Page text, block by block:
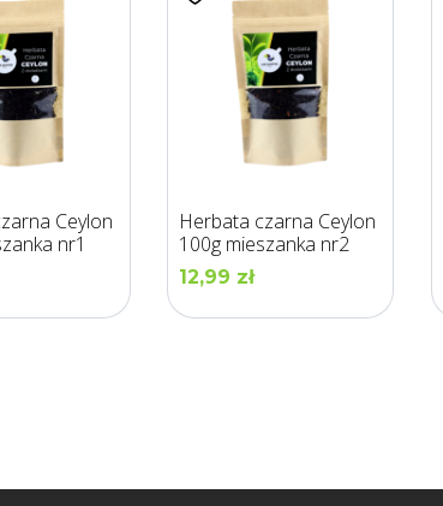
Ceylon
nr1
Herbata czarna Ceylon
100g mieszanka nr2
12,99 zł